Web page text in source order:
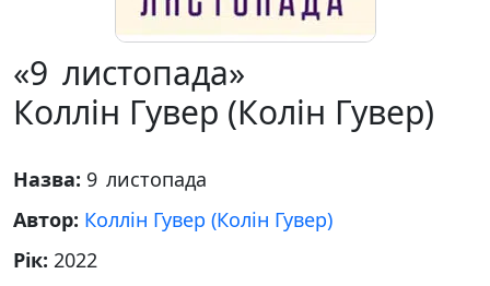
«9 листопада»
Коллін Гувер (Колін Гувер)
Назва: 9 листопада
Автор: Коллін Гувер (Колін Гувер)
Рік: 2022